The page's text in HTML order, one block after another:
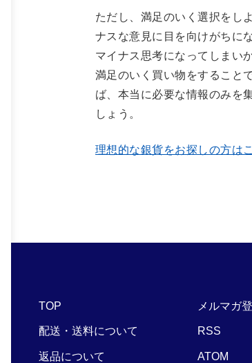
ただし、満足のいく選択をし
ナスな意見に目を向けがちに
マイナス思考になってしまい
満足のいく買い物をすること
ば、本当に必要な情報のみを
しょう。
理想的な銀貨をお探しの方は
TOP
配送・送料について
返品について
メルマガ
RSS
ATOM